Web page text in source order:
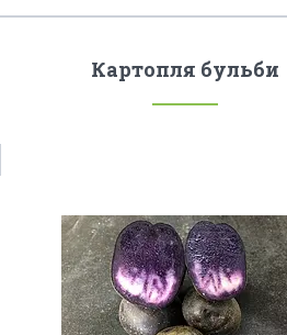
Картопля бульби